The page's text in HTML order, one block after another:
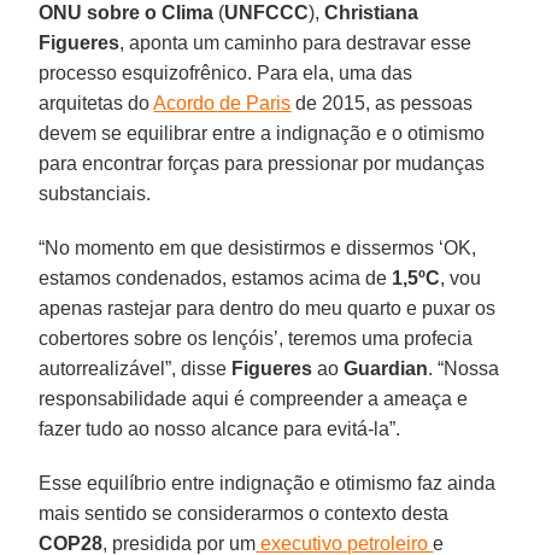
ONU sobre o Clima (UNFCCC),Christiana
Figueres, aponta um caminho para destravar esse
processo esquizofrênico. Para ela, uma das
arquitetas doAcordo de Paris de 2015, as pessoas
devem se equilibrar entre a indignação e o otimismo
para encontrar forças para pressionar por mudanças
substanciais.
“No momento em que desistirmos e dissermos ‘OK,
estamos condenados, estamos acima de 1,5ºC, vou
apenas rastejar para dentro do meu quarto e puxar os
cobertores sobre os lençóis’, teremos uma profecia
autorrealizável”, disse Figueres aoGuardian. “Nossa
responsabilidade aqui é compreender a ameaça e
fazer tudo ao nosso alcance para evitá-la”.
Esse equilíbrio entre indignação e otimismo faz ainda
mais sentido se considerarmos o contexto desta
COP28, presidida por um executivo petroleiroe